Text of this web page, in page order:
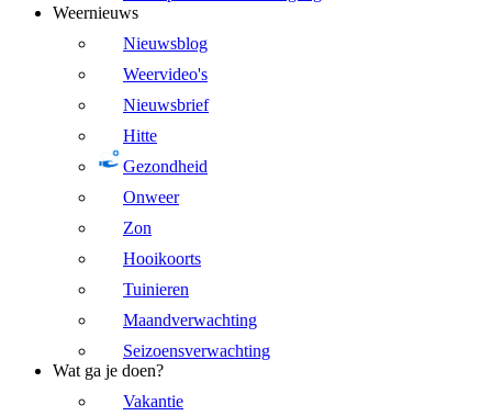
Weernieuws
Nieuwsblog
Weervideo's
Nieuwsbrief
Hitte
Gezondheid
Onweer
Zon
Hooikoorts
Tuinieren
Maandverwachting
Seizoensverwachting
Wat ga je doen?
Vakantie